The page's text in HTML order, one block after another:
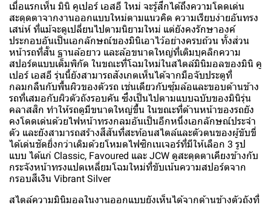
เมื่อแรกเห็น มินิ คูเปอร์ เอสอี ใหม่ จะรู้สึกได้ถึงความโดดเด่น
สะดุดตาจากงานออกแบบใหม่ตามแนวคิด ความเรียบง่ายอันทรง
เสน่ห์ ที่แม้จะดูเปลี่ยนไปตามนิยามใหม่ แต่ยังคงรักษาองค์
ประกอบอันเป็นเอกลักษณ์ของมินิเอาไว้อย่างครบถ้วน ทั้งส่วน
หน้ารถที่สั้น ฐานล้อยาว และล้อขนาดใหญ่ที่เติมบุคลิกความ
สปอร์ตแบบเต็มพิกัด ในขณะที่โฉมใหม่ในสไตล์มินิมอลของมินิ คู
เปอร์ เอสอี รุ่นนี้ยังสามารถสังเกตเห็นได้จากมือจับประตูที่
กลมกลืนกับพื้นผิวของตัวรถ เช่นเดียวกับซุ้มล้อและขอบด้านข้าง
รถที่เสมอกับผิวตัวถังรอบคัน ซึ่งเป็นไปตามแบบฉบับของมินิรุ่น
คลาสสิก ทำให้รถดูมีขนาดใหญ่ขึ้น ในขณะที่ด้านหน้าของรถยัง
คงโดดเด่นด้วยไฟหน้าทรงกลมอันเป็นอีกหนึ่งเอกลักษณ์ประจำ
ตัว และยังสามารถสร้างสีสันที่สะท้อนสไตล์และตัวตนของผู้ขับขี่
ได้เด่นชัดยิ่งกว่าเดิมด้วยโหมดไฟซิกเนเจอร์ที่มีให้เลือก 3 รูป
แบบ ได้แก่ Classic, Favoured และ JCW ดูสะดุดตาเคียงข้างกับ
กระจังหน้าทรงแปดเหลี่ยมโฉมใหม่ที่ขับเน้นความสปอร์ตจาก
กรอบสีเงิน Vibrant Silver
สไตล์ความมินิมอลในงานออกแบบยังเห็นได้จากด้านข้างตัวถังที่